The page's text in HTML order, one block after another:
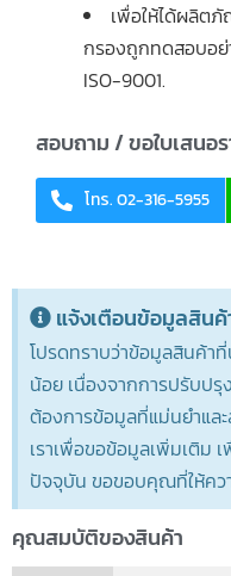
เพื่อให้ได้ผลิต
กรองถูกทดสอบอ
ISO-9001.
สอบถาม / ขอใบเสนอ
โทร. 02-316-5955
แจ้งเตือนข้อมูลสินค้
โปรดทราบว่าข้อมูลสินค้า
น้อย เนื่องจากการปรับป
ต้องการข้อมูลที่แม่นยำแ
เราเพื่อขอข้อมูลเพิ่มเติม
ปัจจุบัน ขอขอบคุณที่ให้คว
คุณสมบัติของสินค้า